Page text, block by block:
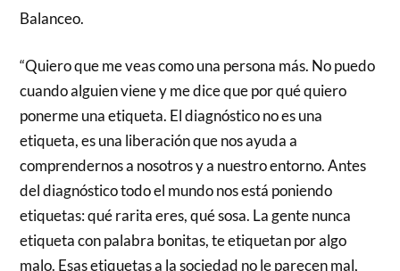
Balanceo.
“Quiero que me veas como una persona más. No puedo
cuando alguien viene y me dice que por qué quiero
ponerme una etiqueta. El diagnóstico no es una
etiqueta, es una liberación que nos ayuda a
comprendernos a nosotros y a nuestro entorno. Antes
del diagnóstico todo el mundo nos está poniendo
etiquetas: qué rarita eres, qué sosa. La gente nunca
etiqueta con palabra bonitas, te etiquetan por algo
malo. Esas etiquetas a la sociedad no le parecen mal,